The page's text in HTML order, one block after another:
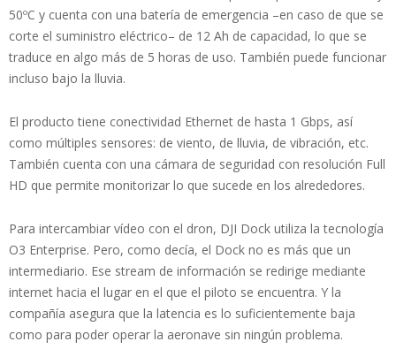
50ºC y cuenta con una batería de emergencia –en caso de que se
corte el suministro eléctrico– de 12 Ah de capacidad, lo que se
traduce en algo más de 5 horas de uso. También puede funcionar
incluso bajo la lluvia.
El producto tiene conectividad Ethernet de hasta 1 Gbps, así
como múltiples sensores: de viento, de lluvia, de vibración, etc.
También cuenta con una cámara de seguridad con resolución Full
HD que permite monitorizar lo que sucede en los alrededores.
Para intercambiar vídeo con el dron, DJI Dock utiliza la tecnología
O3 Enterprise. Pero, como decía, el Dock no es más que un
intermediario. Ese stream de información se redirige mediante
internet hacia el lugar en el que el piloto se encuentra. Y la
compañía asegura que la latencia es lo suficientemente baja
como para poder operar la aeronave sin ningún problema.